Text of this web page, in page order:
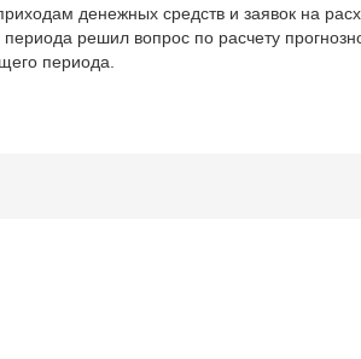
денежных средств и заявок на
решил вопрос по расчету
периода.